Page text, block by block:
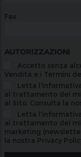
Fax
AUTORIZZAZIONI
Accetto senza
Vendita e i Termini
Letta
al trattamento dei
al Sito. Consulta la
Letta
al trattamento dei
marketing
la nostra Privacy